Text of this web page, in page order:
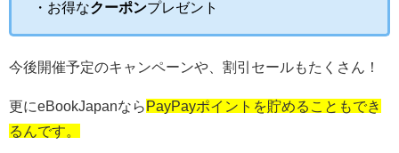
・お得なクーポンプレゼント
今後開催予定のキャンペーンや、割引セールもたくさん！
更にeBookJapanなら PayPayポイントを貯めることもでき
るんです。